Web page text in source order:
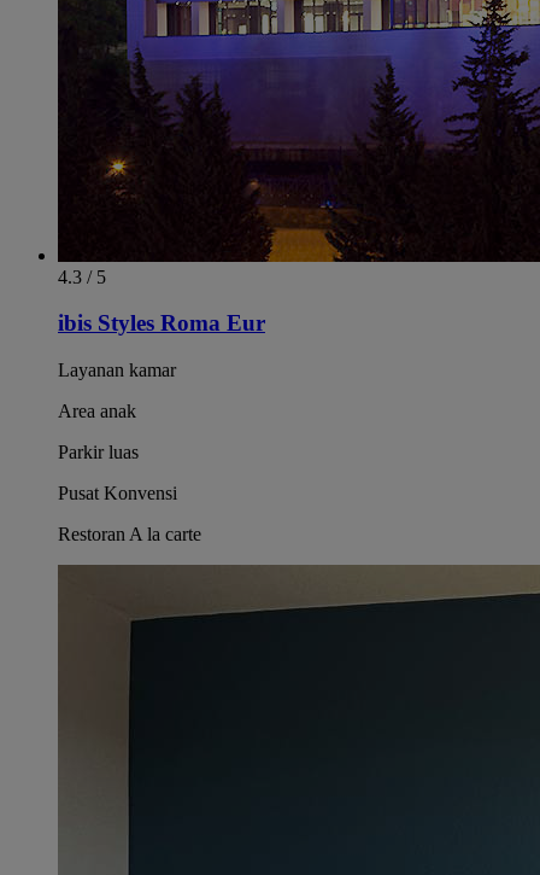
4.3 / 5
ibis Styles Roma Eur
Layanan kamar
Area anak
Parkir luas
Pusat Konvensi
Restoran A la carte